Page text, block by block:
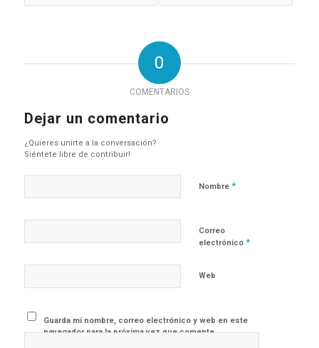
0
COMENTARIOS
Dejar un comentario
¿Quieres unirte a la conversación?
Siéntete libre de contribuir!
Nombre *
Correo
electrónico *
Web
Guarda mi nombre, correo electrónico y web en este
navegador para la próxima vez que comente.